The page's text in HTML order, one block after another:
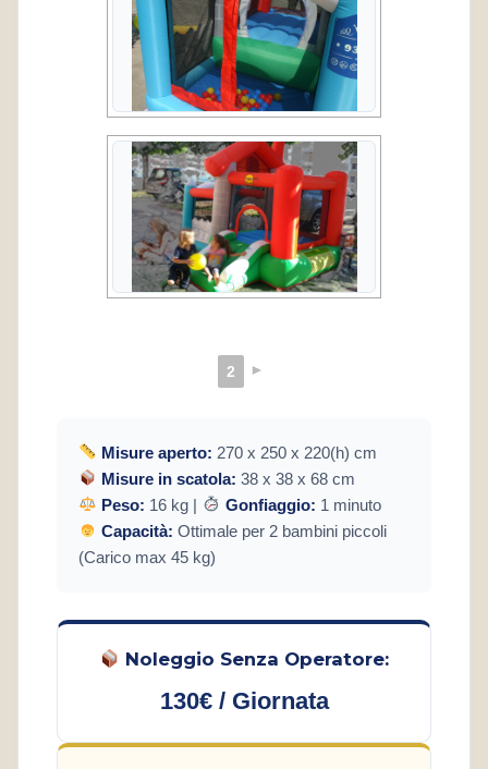
2 ►
Misure aperto: 270 x 250 x 220(h) cm
Misure in scatola: 38 x 38 x 68 cm
Peso: 16 kg | Gonfiaggio: 1 minuto
Capacità: Ottimale per 2 bambini piccoli
(Carico max 45 kg)
Noleggio Senza Operatore:
130€ / Giornata